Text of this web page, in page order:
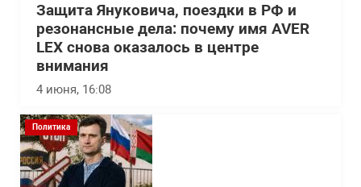
Защита Януковича, поездки в РФ и
резонансные дела: почему имя AVER
LEX снова оказалось в центре
внимания
4 июня, 16:08
Политика